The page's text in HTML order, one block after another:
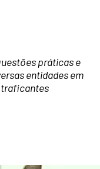
práticas e
entidades em
traficantes